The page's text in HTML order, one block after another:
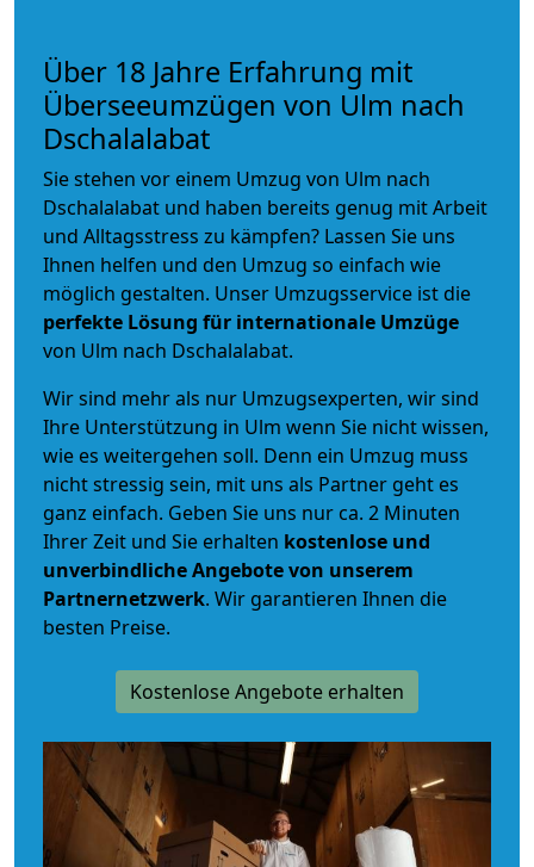
Über 18 Jahre Erfahrung mit
Überseeumzügen von Ulm nach
Dschalalabat
Sie stehen vor einem Umzug von Ulm nach
Dschalalabat und haben bereits genug mit Arbeit
und Alltagsstress zu kämpfen? Lassen Sie uns
Ihnen helfen und den Umzug so einfach wie
möglich gestalten. Unser Umzugsservice ist die
perfekte Lösung für internationale Umzüge
von Ulm nach Dschalalabat.
Wir sind mehr als nur Umzugsexperten, wir sind
Ihre Unterstützung in Ulm wenn Sie nicht wissen,
wie es weitergehen soll. Denn ein Umzug muss
nicht stressig sein, mit uns als Partner geht es
ganz einfach. Geben Sie uns nur ca. 2 Minuten
Ihrer Zeit und Sie erhalten kostenlose und
unverbindlicheAngebote von unserem
Partnernetzwerk. Wir garantieren Ihnen die
besten Preise.
Kostenlose Angebote erhalten